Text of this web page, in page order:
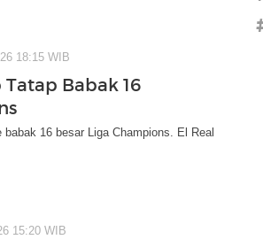
18:15 WIB
Babak 16
16 besar Liga Champions. El Real
15:20 WIB